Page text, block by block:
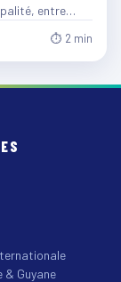
entre…
⏱ 2 min
& Guyane